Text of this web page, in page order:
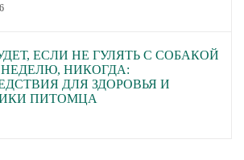
ЕСЛИ НЕ ГУЛЯТЬ С СОБАКОЙ
НЕДЕЛЮ, НИКОГДА:
ДЛЯ ЗДОРОВЬЯ И
ПИТОМЦА